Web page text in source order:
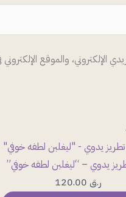
الإلكتروني، والموقع
يدوي – “ليغلبن لطفه خوفي”
ر.ق